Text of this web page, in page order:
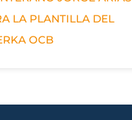
LA PLANTILLA DEL
OCB